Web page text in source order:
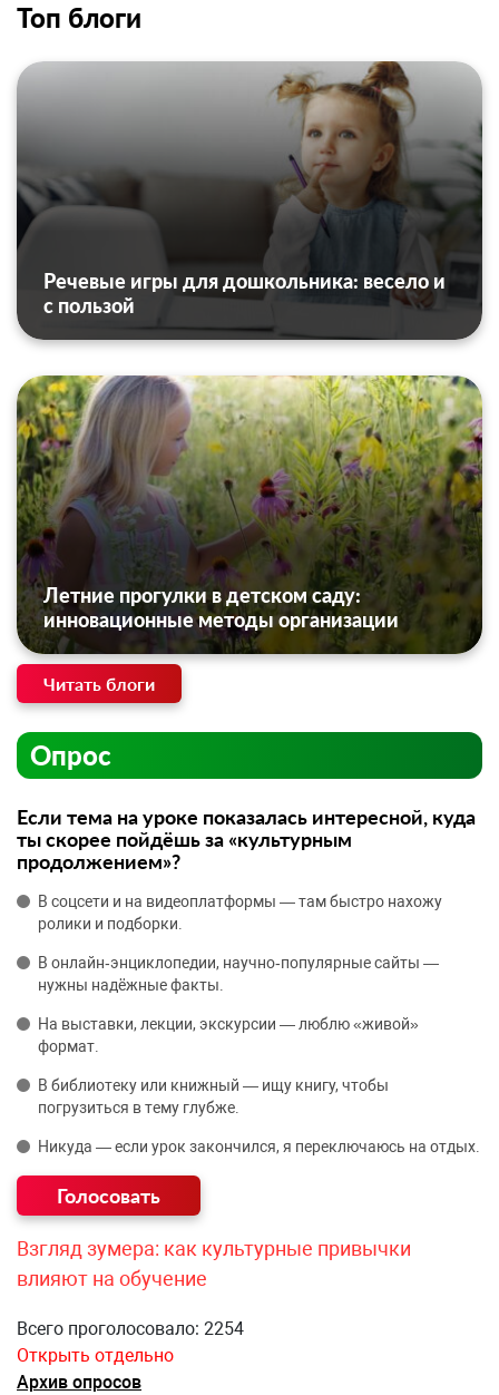
Топ блоги
Речевые игры для дошкольника: весело и
с пользой
Летние прогулки в детском саду:
инновационные методы организации
Читать блоги
Опрос
Если тема на уроке показалась интересной, куда
ты скорее пойдёшь за «культурным
продолжением»?
В соцсети и на видеоплатформы — там быстро нахожу
ролики и подборки.
В онлайн‑энциклопедии, научно‑популярные сайты —
нужны надёжные факты.
На выставки, лекции, экскурсии — люблю «живой»
формат.
В библиотеку или книжный — ищу книгу, чтобы
погрузиться в тему глубже.
Никуда — если урок закончился, я переключаюсь на отдых.
Взгляд зумера: как культурные привычки
влияют на обучение
Всего проголосовало: 2254
Открыть отдельно
Архив опросов